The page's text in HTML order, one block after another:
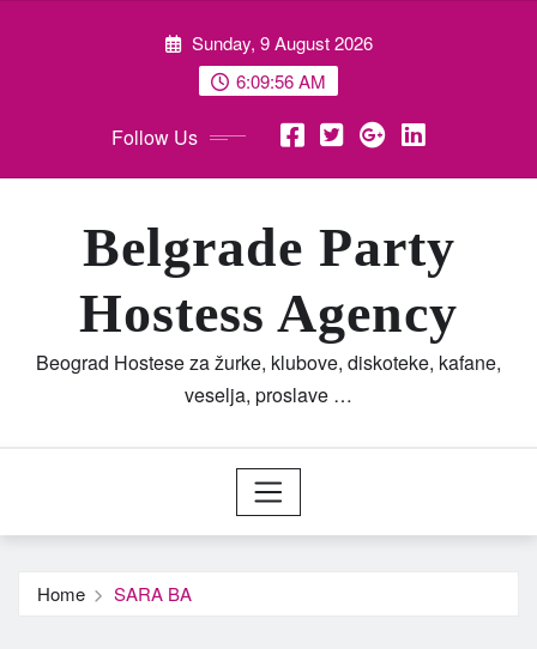
Sunday, 9 August 2026
6:09:58 AM
Follow Us
Belgrade Party
Hostess Agency
Beograd Hostese za žurke, klubove, diskoteke, kafane,
veselja, proslave …
Home SARA BA